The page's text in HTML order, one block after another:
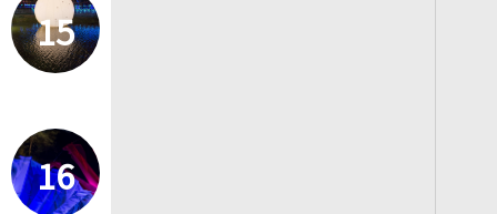
15
16